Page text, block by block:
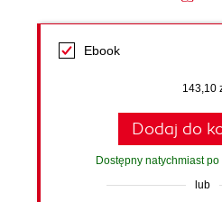
Ebook
143,10
Dodaj do
Dostępny natychmiast
lub